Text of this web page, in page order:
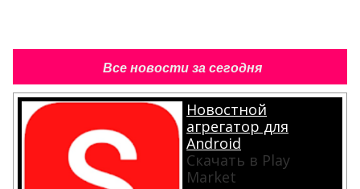
Все новости за сегодня
Новостной
агрегатор для
Android
Скачать в Play
Market